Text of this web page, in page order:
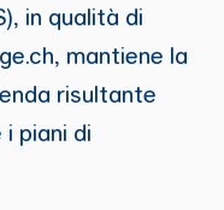
in qualità di
mantiene la
risultante
piani di